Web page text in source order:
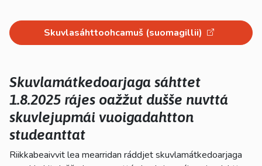
Skuvlasáhttoohcamuš (suomagillii)
Skuvlamátkedoarjaga sáhttet
1.8.2025 rájes oažžut dušše nuvttá
skuvlejupmái vuoigadahtton
studeanttat
Riikkabeaivvit lea mearridan ráddjet skuvlamátkedoarjaga